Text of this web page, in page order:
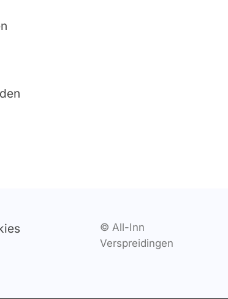
© All-Inn
Verspreidingen